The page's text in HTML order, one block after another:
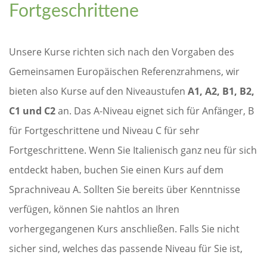
Fortgeschrittene
Unsere Kurse richten sich nach den Vorgaben des
Gemeinsamen Europäischen Referenzrahmens, wir
bieten also Kurse auf den Niveaustufen A1, A2, B1, B2,
C1 und C2an. Das A-Niveau eignet sich für Anfänger, B
für Fortgeschrittene und Niveau C für sehr
Fortgeschrittene. Wenn Sie Italienisch ganz neu für sich
entdeckt haben, buchen Sie einen Kurs auf dem
Sprachniveau A. Sollten Sie bereits über Kenntnisse
verfügen, können Sie nahtlos an Ihren
vorhergegangenen Kurs anschließen. Falls Sie nicht
sicher sind, welches das passende Niveau für Sie ist,